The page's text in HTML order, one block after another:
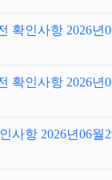
확인사항 2026년
확인사항 2026년
사항 2026년06월